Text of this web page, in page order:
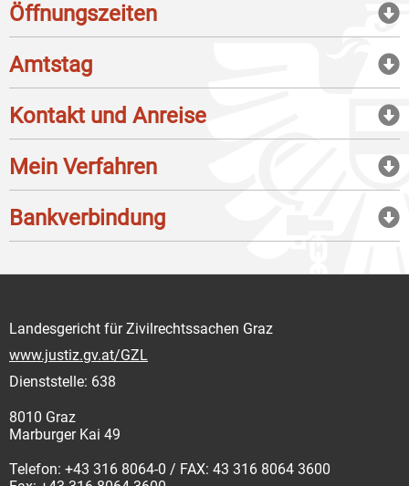
Öffnungszeiten
Amtstag
Kontakt und Anreise
Mein Verfahren
Bankverbindung
Landesgericht für Zivilrechtssachen Graz
www.justiz.gv.at/GZL
Dienststelle: 638
8010 Graz
Marburger Kai 49
Telefon: +43 316 8064-0 / FAX: 43 316 8064 3600